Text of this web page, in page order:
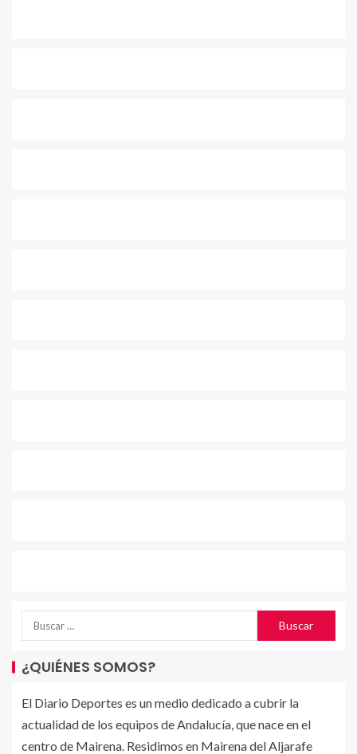
¿QUIÉNES SOMOS?
El Diario Deportes es un medio dedicado a cubrir la
actualidad de los equipos de Andalucía, que nace en el
centro de Mairena. Residimos en Mairena del Aljarafe